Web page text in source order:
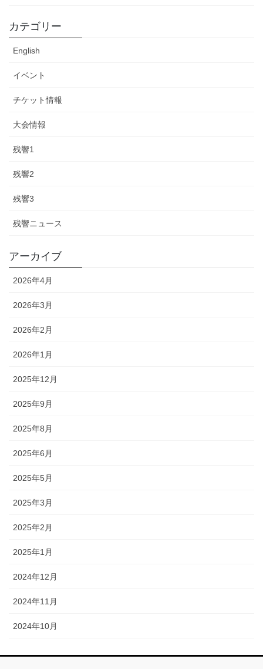
カテゴリー
English
イベント
チケット情報
大会情報
残響1
残響2
残響3
残響ニュース
アーカイブ
2026年4月
2026年3月
2026年2月
2026年1月
2025年12月
2025年9月
2025年8月
2025年6月
2025年5月
2025年3月
2025年2月
2025年1月
2024年12月
2024年11月
2024年10月